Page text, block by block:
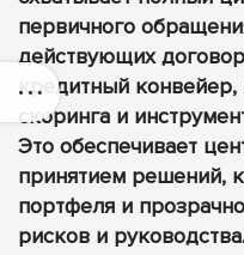
первичного
действующих
кредитный
скоринга и
Это обеспечивает
принятием решений,
портфеля и
рисков и